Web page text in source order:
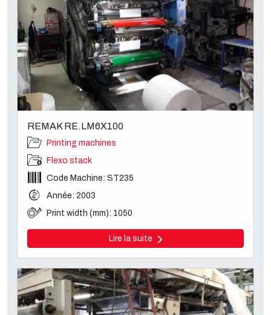
REMAK RE.LM6X100
Printing machines
Flexo stack
Code Machine: ST235
Année: 2003
Print width (mm): 1050
Lire la suite